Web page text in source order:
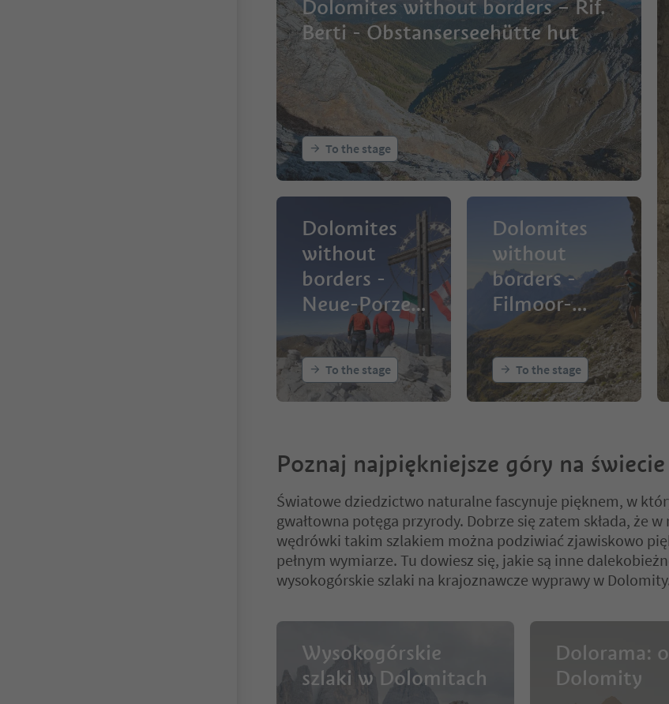
Dolomites without borders – Rif.
Berti - Obstanserseehütte hut
To the stage
Dolomites
without
borders -
Neue-Porze-
Hütte hut -
Filmoor-
Standschütze
n hut
To the stage
Dolomites
without
borders -
Filmoor-
Standschütze
n hut - Rif.
Lunelli
To the stage
Poznaj najpiękniejsze góry na świecie
Światowe dziedzictwo naturalne fascynuje pięknem, w
gwałtowna potęga przyrody. Dobrze się zatem składa, że w
wędrówki takim szlakiem można podziwiać zjawiskowo
pełnym wymiarze. Tu dowiesz się, jakie są inne
wysokogórskie szlaki na krajoznawcze wyprawy w
Wysokogórskie
szlaki w Dolomitach
Dolorama:
Dolomity